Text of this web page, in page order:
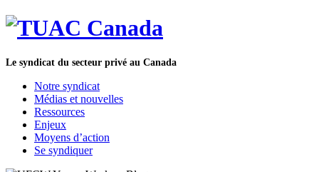
Le syndicat du secteur privé au Canada
Notre syndicat
Médias et nouvelles
Ressources
Enjeux
Moyens d’action
Se syndiquer